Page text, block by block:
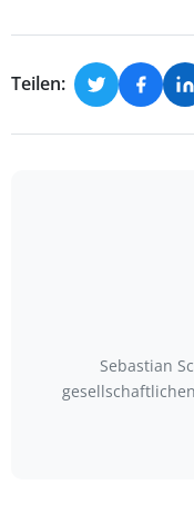
Teilen:
Sebastian